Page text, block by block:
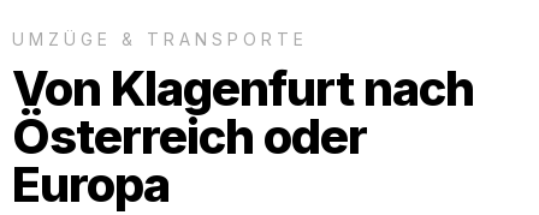
UMZÜGE & TRANSPORTE
Von Klagenfurt nach
Österreich oder
Europa